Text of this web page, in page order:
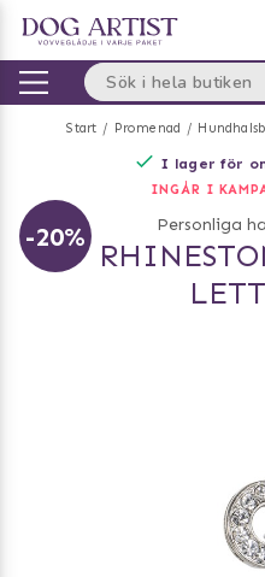
Start Promenad
I lager för
INGÅR I
-20% Personliga